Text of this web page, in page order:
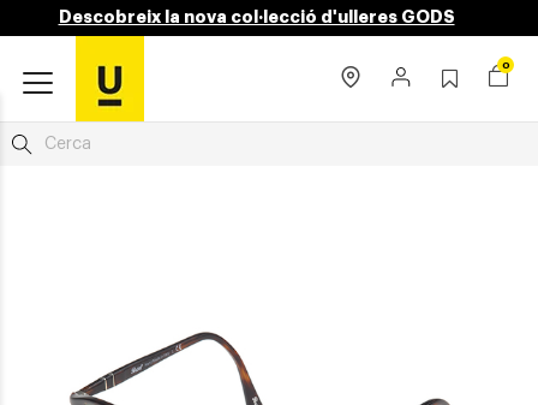
Descobreix la nova col·lecció d'ulleres GODS
0